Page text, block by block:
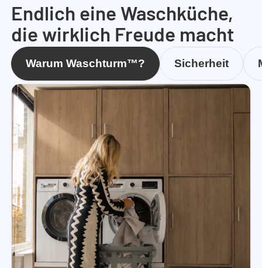
Endlich eine Waschküche,
die wirklich Freude macht
Warum Waschturm™? Sicherheit